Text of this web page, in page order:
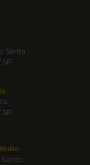
Santa
Santo